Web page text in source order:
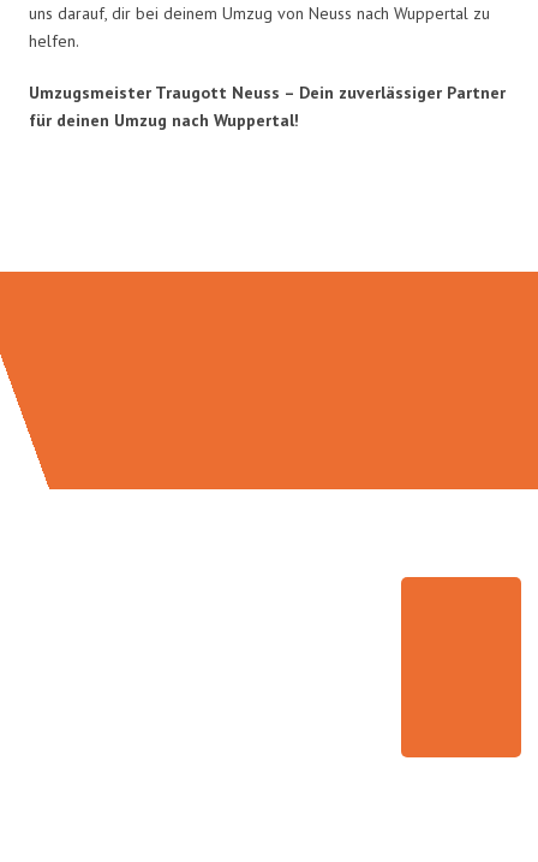
uns darauf, dir bei deinem Umzug von Neuss nach Wuppertal zu
helfen.
Umzugsmeister Traugott Neuss – Dein zuverlässiger Partner
für deinen Umzug nach Wuppertal!